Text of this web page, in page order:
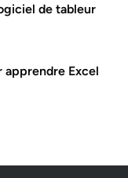
de tableur
apprendre Excel